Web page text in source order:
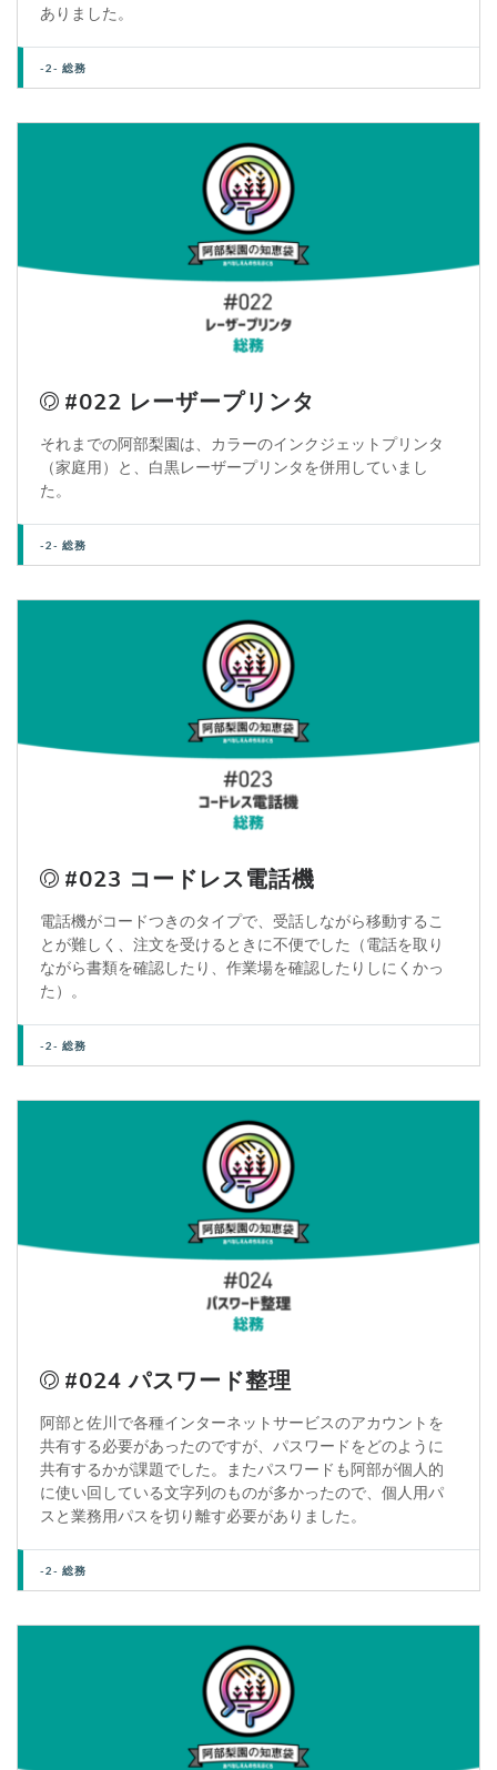
ありました。
-2- 総務
#022 レーザープリンタ
それまでの阿部梨園は、カラーのインクジェットプリンタ
（家庭用）と、白黒レーザープリンタを併用していまし
た。
-2- 総務
#023 コードレス電話機
電話機がコードつきのタイプで、受話しながら移動するこ
とが難しく、注文を受けるときに不便でした（電話を取り
ながら書類を確認したり、作業場を確認したりしにくかっ
た）。
-2- 総務
#024 パスワード整理
阿部と佐川で各種インターネットサービスのアカウントを
共有する必要があったのですが、パスワードをどのように
共有するかが課題でした。またパスワードも阿部が個人的
に使い回している文字列のものが多かったので、個人用パ
スと業務用パスを切り離す必要がありました。
-2- 総務